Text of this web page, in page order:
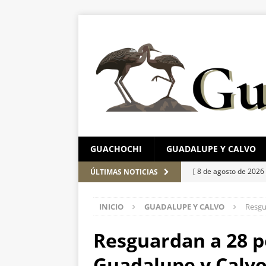
GUACHOCHI GUADALUPE Y CALVO
ÚLTIMAS NOTICIAS [ 8 de agosto de 2026
[ 8 de agosto de
Gobierno financie
[ 8 de agosto de 2026 ]
INICIO GUADALUPE Y CALVO
Resguardan a 28